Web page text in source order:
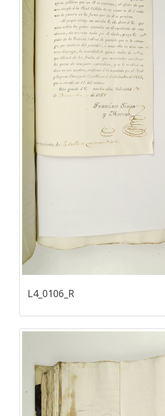
L4_0106_R